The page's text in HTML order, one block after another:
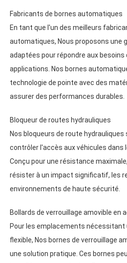
Fabricants de bornes automatiques
En tant que l'un des meilleurs
automatiques, Nous proposons une
adaptées pour répondre aux
applications. Nos bornes
technologie de pointe avec des
assurer des performances durables.
Bloqueur de routes hydrauliques
Nos bloqueurs de route
contrôler l'accès aux véhicules dans
Conçu pour une résistance
résister à un impact significatif, les
environnements de haute sécurité.
Bollards de verrouillage amovible en
Pour les emplacements nécessitant
flexible, Nos bornes de verrouillage
une solution pratique. Ces bornes